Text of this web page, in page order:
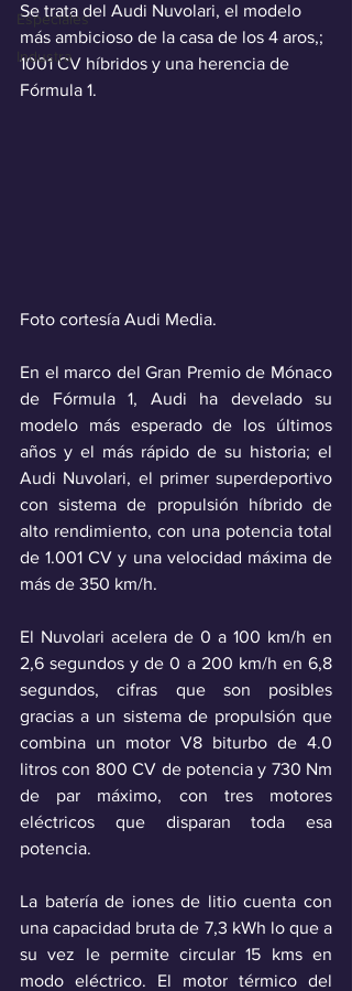
Especiales
Industra
Se trata del Audi Nuvolari, el modelo
más ambicioso de la casa de los 4 aros,;
1001 CV híbridos y una herencia de
Fórmula 1.
Foto cortesía Audi Media.
En el marco del Gran Premio de Mónaco
de Fórmula 1, Audi ha develado su
modelo más esperado de los últimos
años y el más rápido de su historia; el
Audi Nuvolari, el primer superdeportivo
con sistema de propulsión híbrido de
alto rendimiento, con una potencia total
de 1.001 CV y una velocidad máxima de
más de 350 km/h.
El Nuvolari acelera de 0 a 100 km/h en
2,6 segundos y de 0 a 200 km/h en 6,8
segundos, cifras que son posibles
gracias a un sistema de propulsión que
combina un motor V8 biturbo de 4.0
litros con 800 CV de potencia y 730 Nm
de par máximo, con tres motores
eléctricos que disparan toda esa
potencia.
La batería de iones de litio cuenta con
una capacidad bruta de 7,3 kWh lo que a
su vez le permite circular 15 kms en
modo eléctrico. El motor térmico del